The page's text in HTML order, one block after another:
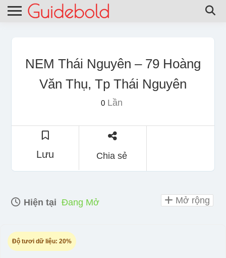
NEM Thái Nguyên – 79 Hoàng
Văn Thụ, Tp Thái Nguyên
0Lần
Lưu Chia sẻ
Hiện tại Đang Mở
Độ tươi dữ liệu: 20%
Mở rộng